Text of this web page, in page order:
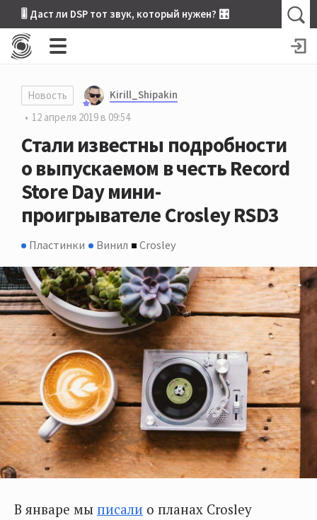
🎚 Даст ли DSP тот звук, который нужен? 🎛
Новость
Kirill_Shipakin
12 апреля 2019 в 09:54
Стали известны подробности
о выпускаемом в честь Record
Store Day мини-
проигрывателе Crosley RSD3
Пластинки Винил Crosley
В январе мы писали о планах Crosley